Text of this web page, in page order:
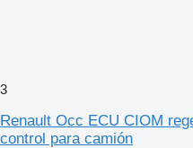
3
Renault Occ ECU CIOM
control para camión